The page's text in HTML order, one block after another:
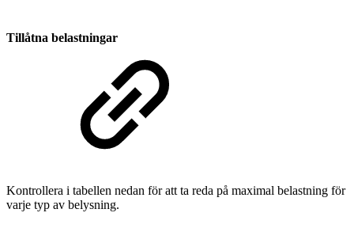
Tillåtna belastningar
Kontrollera i tabellen nedan för att ta reda på maximal belastning för
varje typ av belysning.